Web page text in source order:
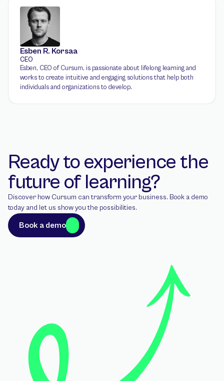
Esben R. Korsaa
CEO
Esben, CEO of Cursum, is passionate about lifelong learning and
works to create intuitive and engaging solutions that help both
individuals and organizations to develop.
Ready to experience the
future of learning?
Discover how Cursum can transform your business. Book a demo
today and let us show you the possibilities.
Book a demo
Book a demo